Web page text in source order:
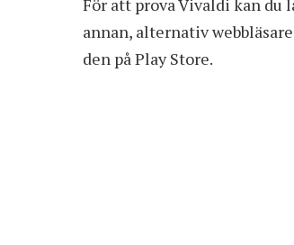
För att prova Vivaldi kan du
annan, alternativ
den påPlay Store.